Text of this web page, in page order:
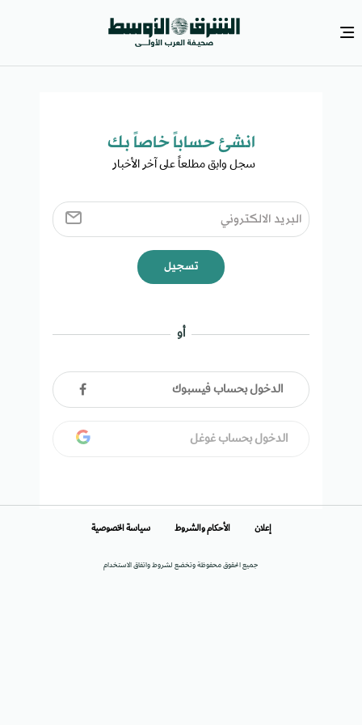
انشئ حساباً خاصاً بك​
سجل وابق مطلعاً على آخر الأخبار ​
تسجيل
أو
الدخول بحساب فيسبوك
الدخول بحساب غوغل
جميع الحقوق محفوظة وتخضع لشروط واتفاق الاستخدام
إعلان الأحكام والشروط سياسة الخصوصية